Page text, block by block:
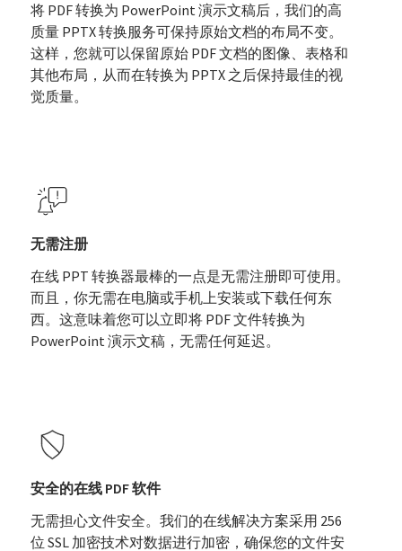
将 PDF 转换为 PowerPoint 演示文稿后，我们的高
质量 PPTX 转换服务可保持原始文档的布局不变。
这样，您就可以保留原始 PDF 文档的图像、表格和
其他布局，从而在转换为 PPTX 之后保持最佳的视
觉质量。
无需注册
在线 PPT 转换器最棒的一点是无需注册即可使用。
而且，你无需在电脑或手机上安装或下载任何东
西。这意味着您可以立即将 PDF 文件转换为
PowerPoint 演示文稿，无需任何延迟。
安全的在线 PDF 软件
无需担心文件安全。我们的在线解决方案采用 256
位 SSL 加密技术对数据进行加密，确保您的文件安